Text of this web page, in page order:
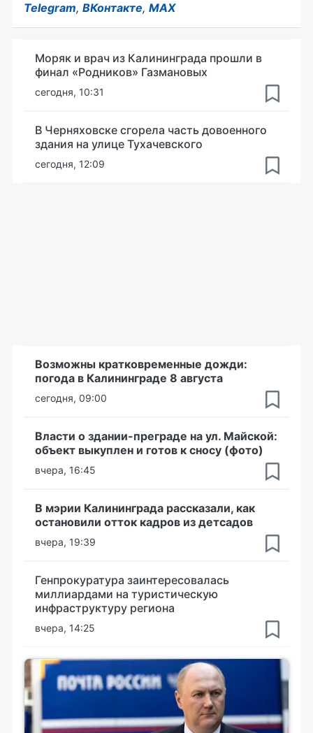
Telegram, ВКонтакте, MAX
Моряк и врач из Калининграда прошли в
финал «Родников» Газмановых
сегодня, 10:31
В Черняховске сгорела часть довоенного
здания на улице Тухачевского
сегодня, 12:09
Возможны кратковременные дожди:
погода в Калининграде 8 августа
сегодня, 09:00
Власти о здании-преграде на ул. Майской:
объект выкуплен и готов к сносу (фото)
вчера, 16:45
В мэрии Калининграда рассказали, как
остановили отток кадров из детсадов
вчера, 19:39
Генпрокуратура заинтересовалась
миллиардами на туристическую
инфраструктуру региона
вчера, 14:25